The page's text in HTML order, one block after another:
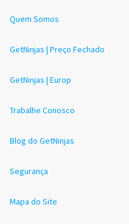
Quem Somos
GetNinjas | Preço Fechado
GetNinjas | Europ
Trabalhe Conosco
Blog do GetNinjas
Segurança
Mapa do Site